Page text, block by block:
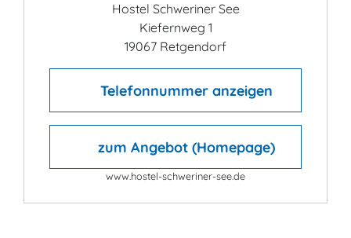
Hostel Schweriner See
Kiefernweg 1
19067 Retgendorf
Telefonnummer anzeigen
zum Angebot (Homepage)
www.hostel-schweriner-see.de